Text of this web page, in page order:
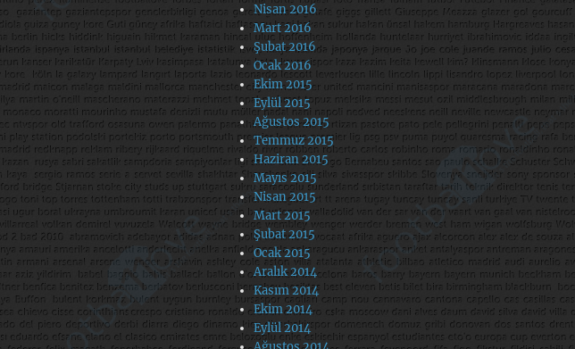
Nisan 2016
Mart 2016
Şubat 2016
Ocak 2016
Ekim 2015
Eylül 2015
Ağustos 2015
Temmuz 2015
Haziran 2015
Mayıs 2015
Nisan 2015
Mart 2015
Şubat 2015
Ocak 2015
Aralık 2014
Kasım 2014
Ekim 2014
Eylül 2014